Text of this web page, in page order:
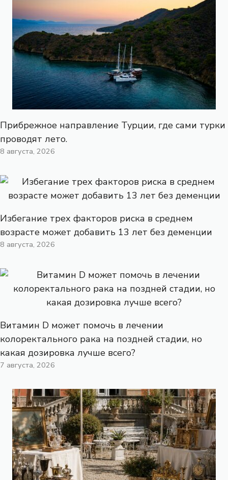
Прибрежное направление Турции, где сами турки
проводят лето.
8 августа, 2026
Избегание трех факторов риска в среднем
возрасте может добавить 13 лет без деменции
8 августа, 2026
Витамин D может помочь в лечении
колоректального рака на поздней стадии, но
какая дозировка лучше всего?
7 августа, 2026